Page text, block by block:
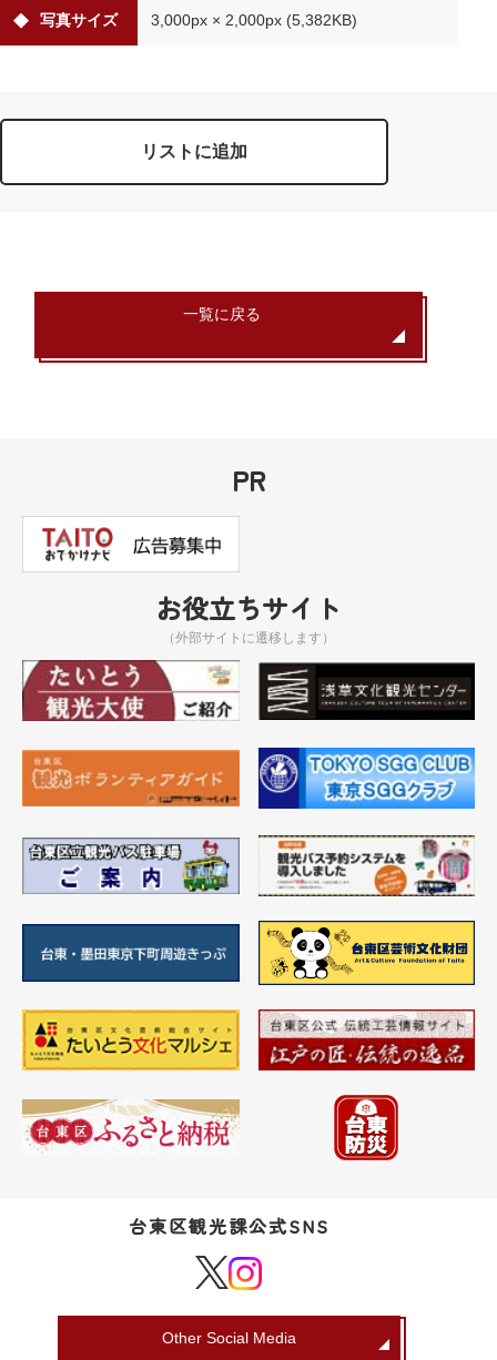
写真サイズ 3,000px × 2,000px (5,382KB)
リストに追加
一覧に戻る
PR
お役立ちサイト
（外部サイトに遷移します）
台東区観光課公式SNS
Other Social Media